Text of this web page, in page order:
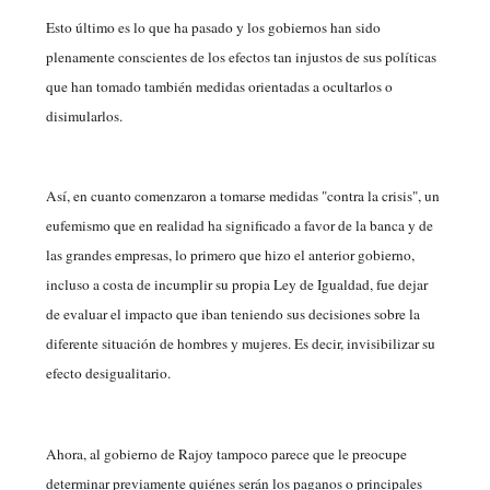
Esto último es lo que ha pasado y los gobiernos han sido
plenamente conscientes de los efectos tan injustos de sus políticas
que han tomado también medidas orientadas a ocultarlos o
disimularlos.
Así, en cuanto comenzaron a tomarse medidas "contra la crisis", un
eufemismo que en realidad ha significado a favor de la banca y de
las grandes empresas, lo primero que hizo el anterior gobierno,
incluso a costa de incumplir su propia Ley de Igualdad, fue dejar
de evaluar el impacto que iban teniendo sus decisiones sobre la
diferente situación de hombres y mujeres. Es decir, invisibilizar su
efecto desigualitario.
Ahora, al gobierno de Rajoy tampoco parece que le preocupe
determinar previamente quiénes serán los paganos o principales